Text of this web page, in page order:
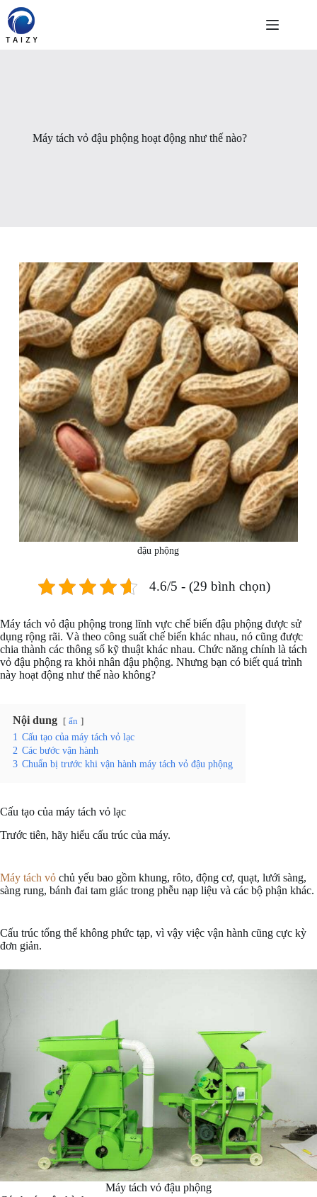
Chuyển
đến
phần
nội
Máy tách vỏ đậu phộng hoạt động như thế nào?
đậu phộng
4.6/5 - (29 bình chọn)
Máy tách vỏ đậu phộng trong lĩnh vực chế biến đậu phộng được sử
dụng rộng rãi. Và theo công suất chế biến khác nhau, nó cũng được
chia thành các thông số kỹ thuật khác nhau. Chức năng chính là tách
vỏ đậu phộng ra khỏi nhân đậu phộng. Nhưng bạn có biết quá trình
này hoạt động như thế nào không?
Nội dung ẩn
1 Cấu tạo của máy tách vỏ lạc
2 Các bước vận hành
3 Chuẩn bị trước khi vận hành máy tách vỏ đậu phộng
Cấu tạo của máy tách vỏ lạc
Trước tiên, hãy hiểu cấu trúc của máy.
Máy tách vỏ chủ yếu bao gồm khung, rôto, động cơ, quạt, lưới sàng,
sàng rung, bánh đai tam giác trong phễu nạp liệu và các bộ phận khác.
Cấu trúc tổng thể không phức tạp, vì vậy việc vận hành cũng cực kỳ
đơn giản.
Máy tách vỏ đậu phộng